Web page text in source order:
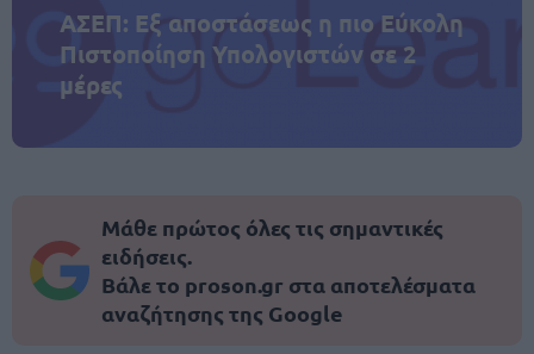
ΑΣΕΠ: Εξ αποστάσεως η πιο Εύκολη
Πιστοποίηση Υπολογιστών σε 2
μέρες
Μάθε πρώτος όλες τις σημαντικές
ειδήσεις.
Βάλε το proson.gr στα αποτελέσματα
αναζήτησης της Google